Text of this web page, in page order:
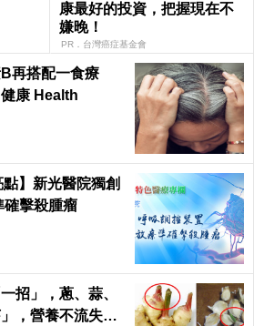
康最好的投資，把握現在不
嫌晚！
PR．台灣癌症基金會
再搭配一食療
康 Health
點】新光醫院獨創
確擊殺腫瘤
招」，蔥、蒜、
，營養不流失！